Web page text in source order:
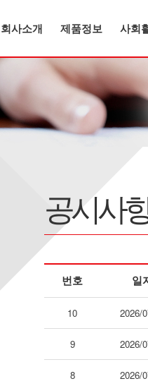
회사소개 제품정보 사회
공시사
번호 일
10 2026/
9 2026/
8 2026/